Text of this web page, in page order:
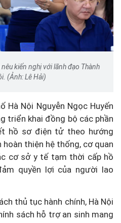
kiến nghị với lãnh đạo Thành
(Ảnh: Lê Hải)
Hà Nội Nguyễn Ngọc Huyến
triển khai đồng bộ các phần
hồ sơ điện tử theo hướng
thiện hệ thống, cơ quan
cơ sở y tế tạm thời cấp hồ
quyền lợi của người lao
thủ tục hành chính, Hà Nội
sách hỗ trợ an sinh mang